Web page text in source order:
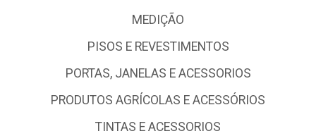
MEDIÇÃO
PISOS E REVESTIMENTOS
PORTAS, JANELAS E ACESSORIOS
PRODUTOS AGRÍCOLAS E ACESSÓRIOS
TINTAS E ACESSORIOS